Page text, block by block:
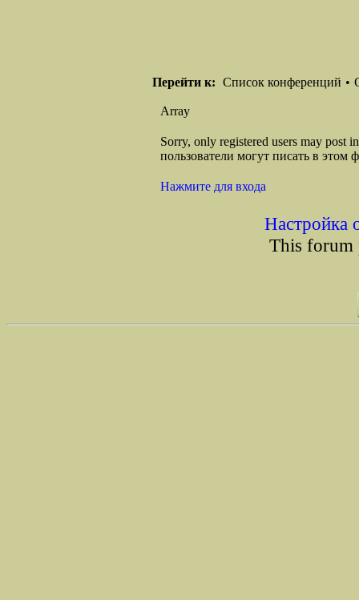
Перейти к: Список конференций •
Array
Sorry, only registered users may post
пользователи могут писать в этом
Нажмите для входа
Настройка
This